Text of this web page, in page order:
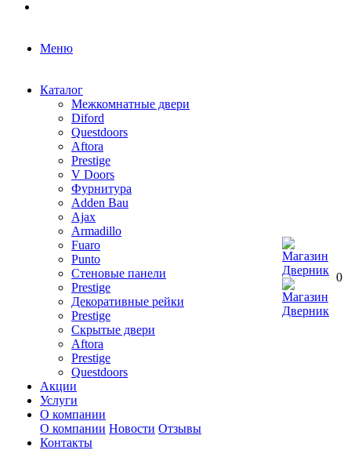
Меню
Каталог
Межкомнатные двери
Diford
Questdoors
Aftora
Prestige
V Doors
Фурнитура
Adden Bau
Ajax
Armadillo
Fuaro
Punto
Стеновые панели
Prestige
Декоративные рейки
Prestige
Скрытые двери
Aftora
Prestige
Questdoors
Акции
Услуги
О компании
О компании Новости Отзывы
Контакты
0